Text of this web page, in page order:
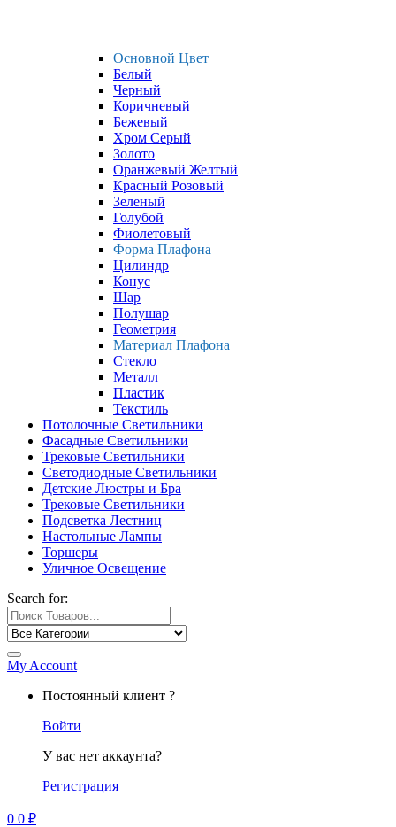
Основной Цвет
Белый
Черный
Коричневый
Бежевый
Хром Серый
Золото
Оранжевый Желтый
Красный Розовый
Зеленый
Голубой
Фиолетовый
Форма Плафона
Цилиндр
Конус
Шар
Полушар
Геометрия
Материал Плафона
Стекло
Металл
Пластик
Текстиль
Потолочные Светильники
Фасадные Светильники
Трековые Светильники
Светодиодные Светильники
Детские Люстры и Бра
Трековые Светильники
Подсветка Лестниц
Настольные Лампы
Торшеры
Уличное Освещение
Search for:
My Account
Постоянный клиент ?
Войти
У вас нет аккаунта?
Регистрация
0 0 ₽